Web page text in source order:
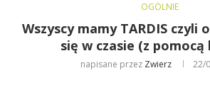
OGÓLNIE
Wszyscy mamy TARDIS czyli
się w czasie (z
napisane przez Zwierz 22/